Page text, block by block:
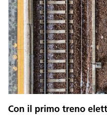
Con il primo treno